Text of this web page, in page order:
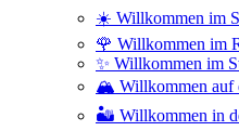
☀️ Willkommen im
🌹 Willkommen im
✨ Willkommen im
🏔️ Willkommen auf
🏜️ Willkommen in